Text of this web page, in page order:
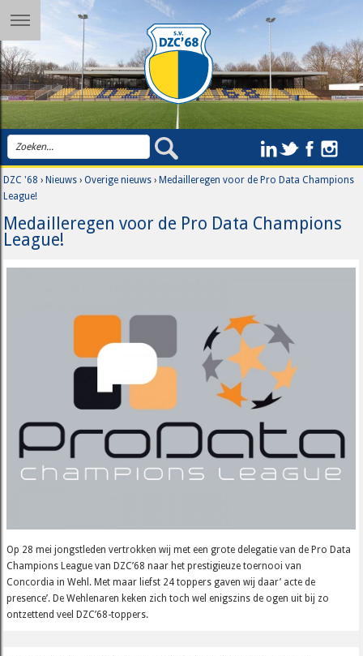
DZC '68 ›Nieuws ›Overige nieuws ›Medailleregen voor de Pro Data Champions
League!
Medailleregen voor de Pro Data Champions
League!
Op 28 mei jongstleden vertrokken wij met een grote delegatie van de Pro Data
Champions League van DZC’68 naar het prestigieuze toernooi van
Concordia in Wehl. Met maar liefst 24 toppers gaven wij daar’ acte de
presence’. De Wehlenaren keken zich toch wel enigszins de ogen uit bij zo
ontzettend veel DZC’68-toppers.